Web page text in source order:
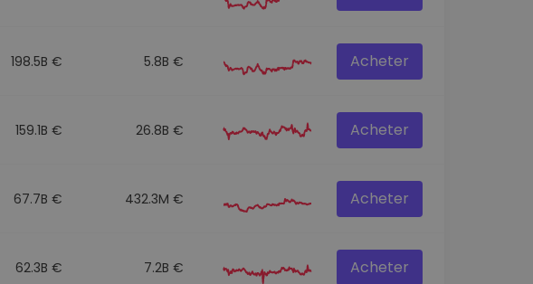
198.5B € 5.8B € Acheter
159.1B € 26.8B € Acheter
67.7B € 432.3M € Acheter
62.3B € 7.2B € Acheter